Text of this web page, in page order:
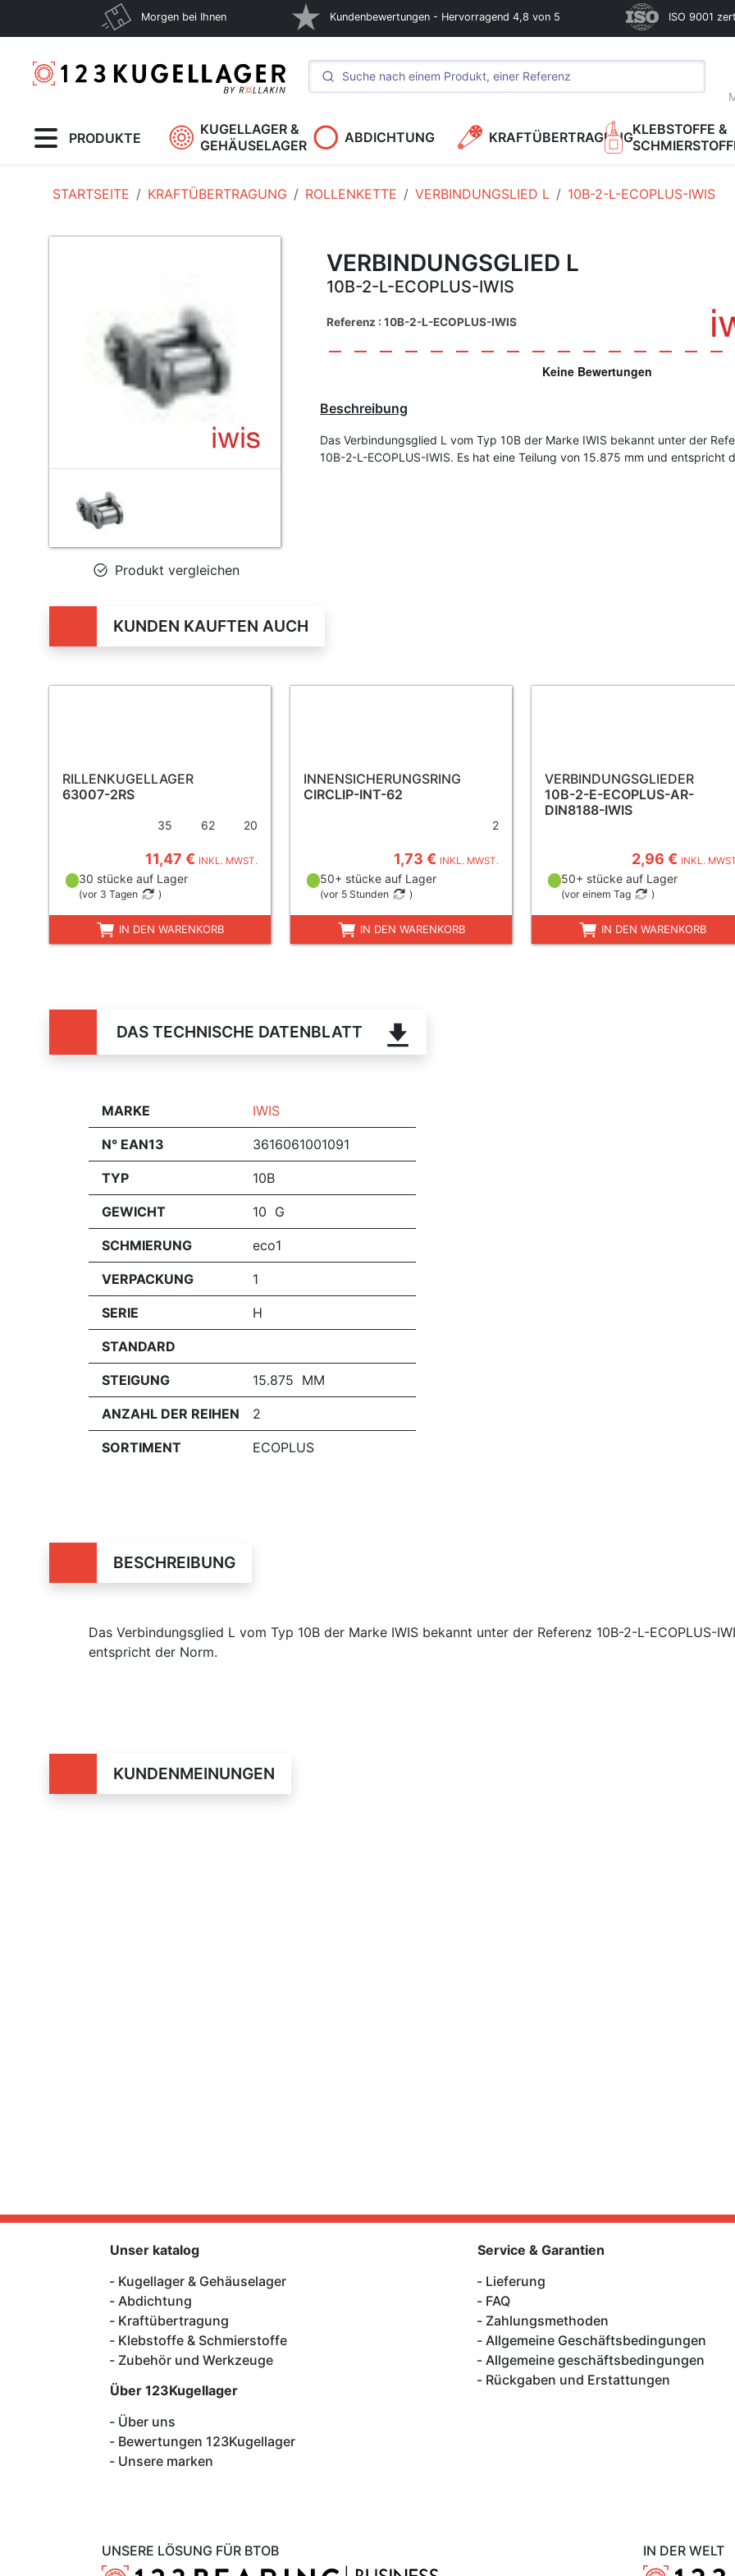
Morgen bei Ihnen Kundenbewertungen - Hervorragend 4,8 von 5 ISO 9001
PRODUKTE
KUGELLAGER &
GEHÄUSELAGER
ABDICHTUNG KRAFTÜBERTRAGUNGKLEBSTOFFE &
STARTSEITE KRAFTÜBERTRAGUNG ROLLENKETTE VERBINDUNGSLIED L 10B-2-L-ECOPLUS-IWIS
Produkt vergleichen
VERBINDUNGSGLIED L
10B-2-L-ECOPLUS-IWIS
Referenz : 10B-2-L-ECOPLUS-IWIS
Beschreibung
Das Verbindungsglied L vom Typ 10B der Marke IWIS bekannt unter der
10B-2-L-ECOPLUS-IWIS. Es hat eine Teilung von 15.875 mm und entspricht
KUNDEN KAUFTEN AUCH
RILLENKUGELLAGER
63007-2RS
35 62 20
11,47 € INKL. MWST.
30 stücke auf Lager
(vor 3 Tagen )
IN DEN WARENKORB
INNENSICHERUNGSRING
CIRCLIP-INT-62
2
1,73 € INKL. MWST.
50+ stücke auf Lager
(vor 5 Stunden )
IN DEN WARENKORB
VERBINDUNGSGLIEDER
10B-2-E-ECOPLUS-AR-
DIN8188-IWIS
2,96 € INKL.
50+ stücke auf Lager
(vor einem Tag )
IN DEN WARENKORB
DAS TECHNISCHE DATENBLATT
MARKE IWIS
N° EAN13 3616061001091
TYP 10B
GEWICHT 10 G
SCHMIERUNG eco1
VERPACKUNG 1
SERIE H
STANDARD
STEIGUNG 15.875 MM
ANZAHL DER REIHEN 2
SORTIMENT ECOPLUS
BESCHREIBUNG
Das Verbindungsglied L vom Typ 10B der Marke IWIS bekannt unter der Referenz 10B-2-L-ECOPLUS-
entspricht der Norm.
KUNDENMEINUNGEN
UNSERE LÖSUNG FÜR BTOB
Unser katalog
Kugellager & Gehäuselager
Abdichtung
Kraftübertragung
Klebstoffe & Schmierstoffe
Zubehör und Werkzeuge
Über 123Kugellager
Über uns
Bewertungen 123Kugellager
Unsere marken
Service & Garantien
Lieferung
FAQ
Zahlungsmethoden
Allgemeine Geschäftsbedingungen
Allgemeine geschäftsbedingungen
Rückgaben und Erstattungen
IN DER WELT